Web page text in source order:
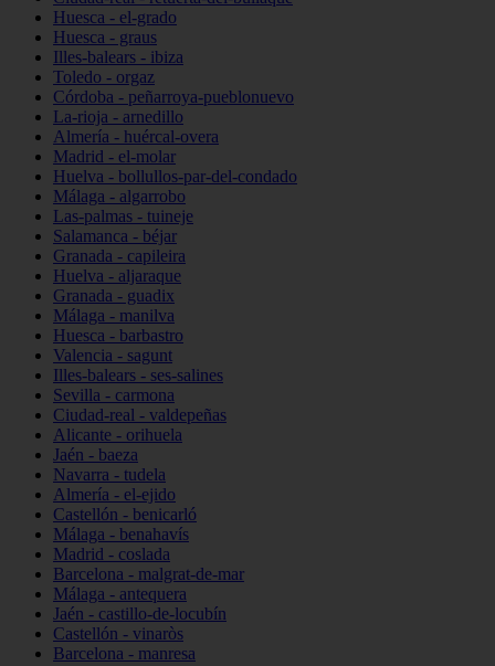
Huesca - el-grado
Huesca - graus
Illes-balears - ibiza
Toledo - orgaz
Córdoba - peñarroya-pueblonuevo
La-rioja - arnedillo
Almería - huércal-overa
Madrid - el-molar
Huelva - bollullos-par-del-condado
Málaga - algarrobo
Las-palmas - tuineje
Salamanca - béjar
Granada - capileira
Huelva - aljaraque
Granada - guadix
Málaga - manilva
Huesca - barbastro
Valencia - sagunt
Illes-balears - ses-salines
Sevilla - carmona
Ciudad-real - valdepeñas
Alicante - orihuela
Jaén - baeza
Navarra - tudela
Almería - el-ejido
Castellón - benicarló
Málaga - benahavís
Madrid - coslada
Barcelona - malgrat-de-mar
Málaga - antequera
Jaén - castillo-de-locubín
Castellón - vinaròs
Barcelona - manresa